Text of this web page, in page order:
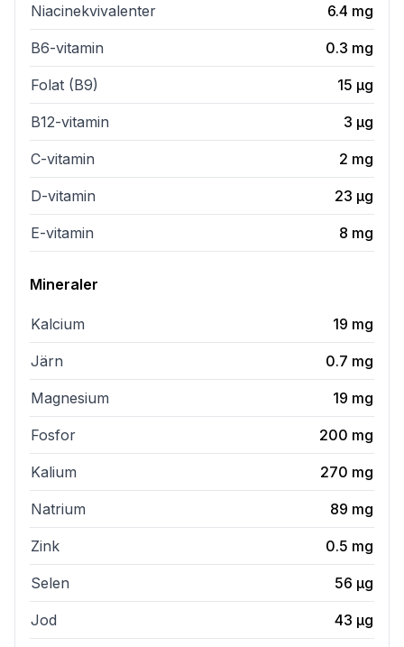
Niacinekvivalenter 6.4 mg
B6-vitamin 0.3 mg
Folat (B9) 15 µg
B12-vitamin 3 µg
C-vitamin 2 mg
D-vitamin 23 µg
E-vitamin 8 mg
Mineraler
Kalcium 19 mg
Järn 0.7 mg
Magnesium 19 mg
Fosfor 200 mg
Kalium 270 mg
Natrium 89 mg
Zink 0.5 mg
Selen 56 µg
Jod 43 µg